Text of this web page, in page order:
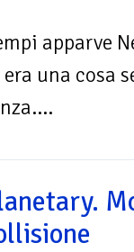
apparve
una cosa